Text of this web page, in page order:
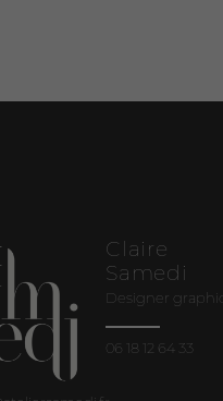
Claire
Samedi
Designer
06 18 12 64 33